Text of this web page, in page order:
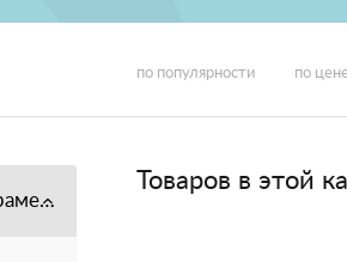
по популярности по
Подбор по параметрам
Товаров в этой